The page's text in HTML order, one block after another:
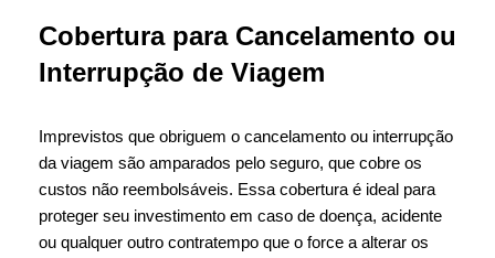
Cobertura para Cancelamento ou
Interrupção de Viagem
Imprevistos que obriguem o cancelamento ou interrupção
da viagem são amparados pelo seguro, que cobre os
custos não reembolsáveis. Essa cobertura é ideal para
proteger seu investimento em caso de doença, acidente
ou qualquer outro contratempo que o force a alterar os